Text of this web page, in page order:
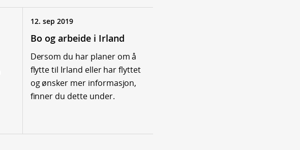
12. sep 2019
Bo og arbeide i Irland
Dersom du har planer om å
flytte til Irland eller har flyttet
og ønsker mer informasjon,
finner du dette under.